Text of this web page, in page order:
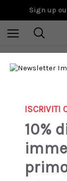
Sign up
ISCRIVITI
10%